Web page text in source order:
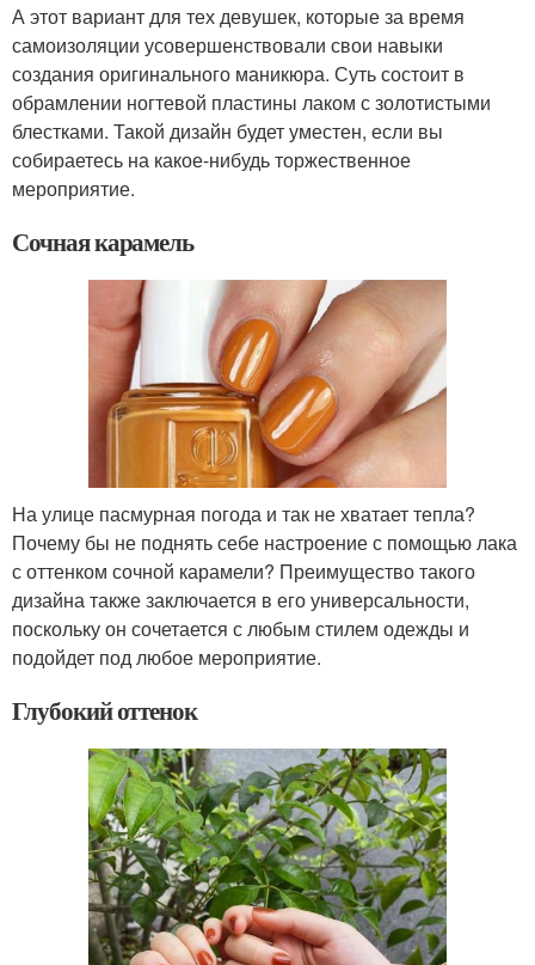
А этот вариант для тех девушек, которые за время
самоизоляции усовершенствовали свои навыки
создания оригинального маникюра. Суть состоит в
обрамлении ногтевой пластины лаком с золотистыми
блестками. Такой дизайн будет уместен, если вы
собираетесь на какое-нибудь торжественное
мероприятие.
Сочная карамель
На улице пасмурная погода и так не хватает тепла?
Почему бы не поднять себе настроение с помощью лака
с оттенком сочной карамели? Преимущество такого
дизайна также заключается в его универсальности,
поскольку он сочетается с любым стилем одежды и
подойдет под любое мероприятие.
Глубокий оттенок